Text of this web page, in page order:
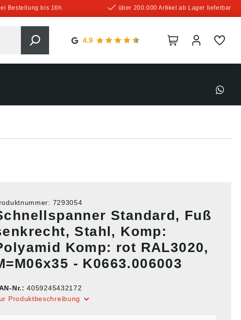
Bestellung bis 16h über 200.000 Artikel ab Lager lieferbar
7293054
Standard, Fuß
Stahl, Komp:
Komp: rot RAL3020,
- K0663.006003
Nr.:4059245432172
Produktbeschreibung